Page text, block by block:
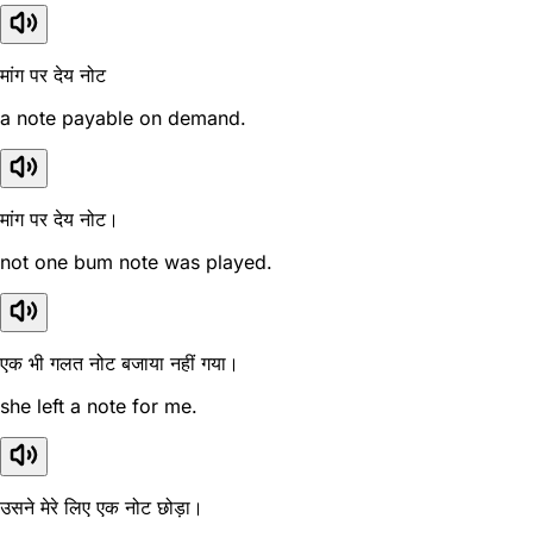
मांग पर देय नोट
a note payable on demand.
मांग पर देय नोट।
not one bum note was played.
एक भी गलत नोट बजाया नहीं गया।
she left a note for me.
उसने मेरे लिए एक नोट छोड़ा।